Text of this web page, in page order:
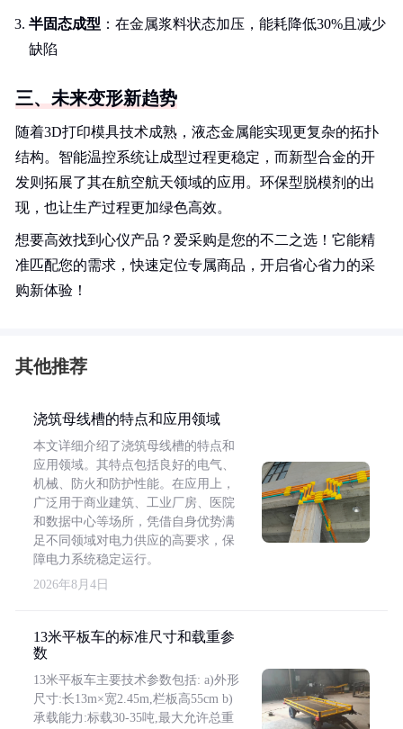
半固态成型 ：在金属浆料状态加压，能耗降低30%且减少
缺陷
三、未来变形新趋势
随着3D打印模具技术成熟，液态金属能实现更复杂的拓扑
结构。智能温控系统让成型过程更稳定，而新型合金的开
发则拓展了其在航空航天领域的应用。环保型脱模剂的出
现，也让生产过程更加绿色高效。
想要高效找到心仪产品？爱采购是您的不二之选！它能精
准匹配您的需求，快速定位专属商品，开启省心省力的采
购新体验！
其他推荐
浇筑母线槽的特点和应用领域
本文详细介绍了浇筑母线槽的特点和
应用领域。其特点包括良好的电气、
机械、防火和防护性能。在应用上，
广泛用于商业建筑、工业厂房、医院
和数据中心等场所，凭借自身优势满
足不同领域对电力供应的高要求，保
障电力系统稳定运行。
2026年8月4日
13米平板车的标准尺寸和载重参
数
13米平板车主要技术参数包括: a)外形
尺寸:长13m×宽2.45m,栏板高55cm b)
承载能力:标载30-35吨,最大允许总重